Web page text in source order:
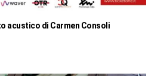
acustico di Carmen Consoli